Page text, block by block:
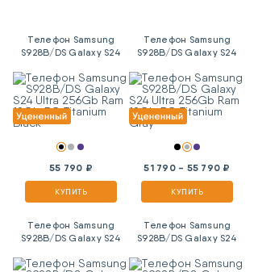
Телефон Samsung
S928B/DS Galaxy S24
5G Titanium Black
55 790 ₽
КУПИТЬ
Телефон Samsung
S928B/DS Galaxy S24
5G Titanium Gray
51 790 - 55 790 ₽
КУПИТЬ
Телефон Samsung
S928B/DS Galaxy S24
5G Titanium Violet
Телефон Samsung
S928B/DS Galaxy S24
Titanium Black